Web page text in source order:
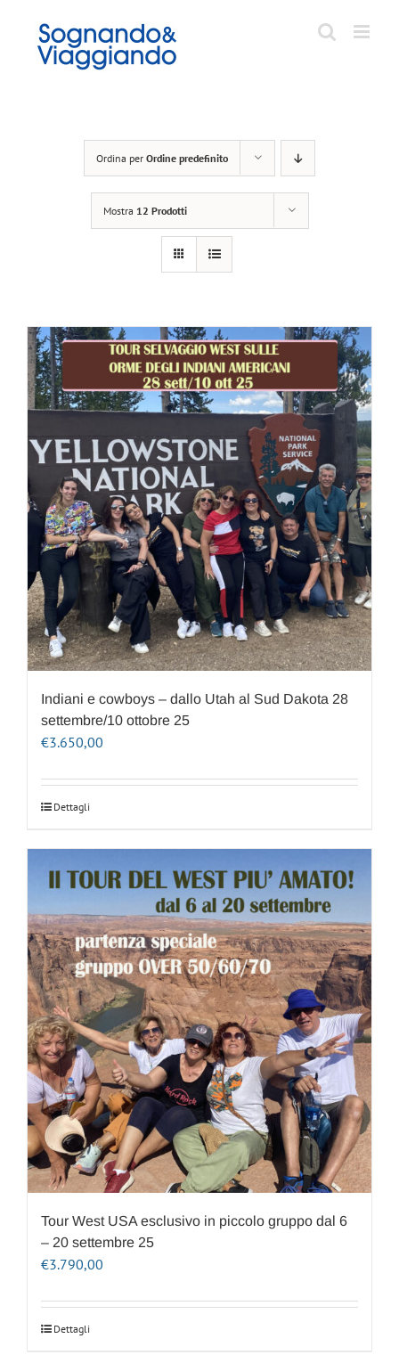
contenuto
Ordina per Ordine predefinito
Mostra 12 Prodotti
Indiani e cowboys – dallo Utah al Sud Dakota 28
settembre/10 ottobre 25
€3.650,00
Dettagli
Tour West USA esclusivo in piccolo gruppo dal 6
– 20 settembre 25
€3.790,00
Dettagli